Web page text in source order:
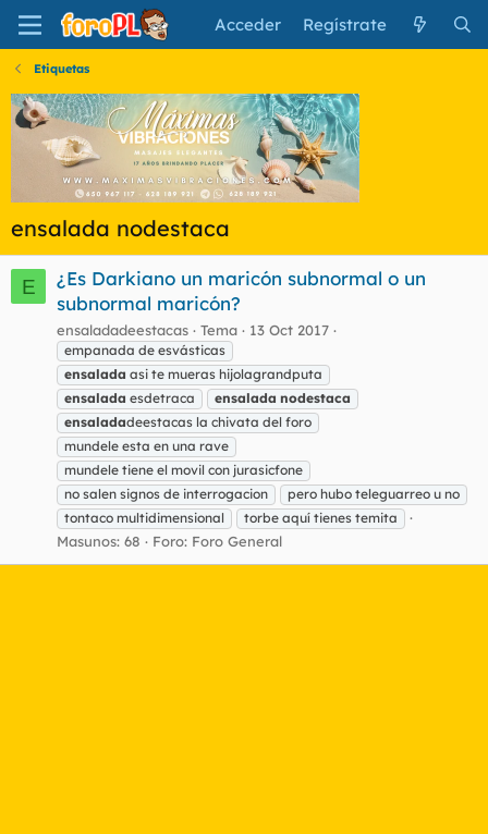
Acceder Regístrate
Etiquetas
ensalada nodestaca
E
¿Es Darkiano un maricón subnormal o un
subnormal maricón?
ensaladadeestacas Tema 13 Oct 2017
empanada de esvásticas
ensalada asi te mueras hijolagrandputa
ensalada esdetraca ensalada nodestaca
ensaladadeestacas la chivata del foro
mundele esta en una rave
mundele tiene el movil con jurasicfone
no salen signos de interrogacion
pero hubo teleguarreo u no
tontaco multidimensional
torbe aquí tienes temita
Masunos: 68 Foro: Foro General